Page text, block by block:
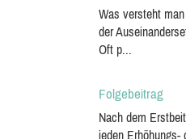
Was versteht
der
Oft p...
Folgebeitrag
Nach dem
jeden Erhöhungs-